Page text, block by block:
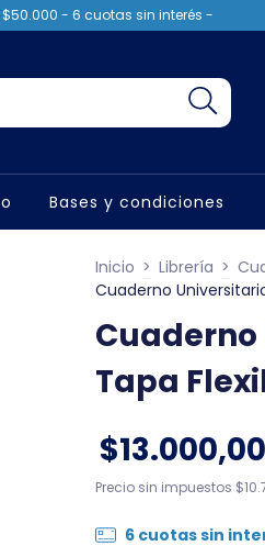
- 6 cuotas sin interés -
Bases y condiciones
Inicio > Librería >
Cuaderno
Tapa
$13.000,00
Precio sin impuestos
6 cuotas sin